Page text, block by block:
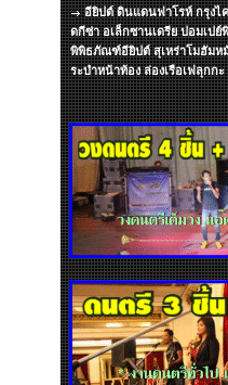
อียิปต์ ดินแดนฟาโรห์ กรุงไ
ดกีซ่า อเล็กซานเดรีย ปอมเป
พิพิธภัณฑ์อียิปต์ สุเหร่าโมฮัมห
ระบำหน้าท้อง ล่องเรือเฟลุกก